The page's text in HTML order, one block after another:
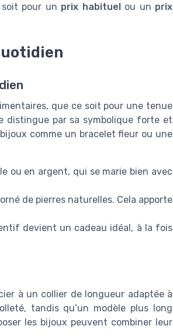
pour un prix habituelou un prix
que ce soit pour une tenue
distingue par sa symbolique forte et
comme un bracelet fleur ou une
ou en argent, qui se marie bien avec
de pierres naturelles. Cela apporte
devient un cadeau idéal, à la fois
à un collier de longueur adaptée à
tandis qu’un modèle plus long
les bijoux peuvent combiner leur